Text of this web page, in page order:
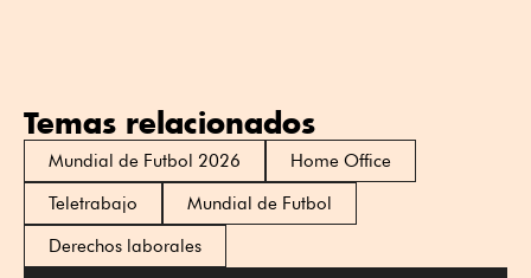
Temas relacionados
Mundial de Futbol 2026
Home Office
Teletrabajo
Mundial de Futbol
Derechos laborales